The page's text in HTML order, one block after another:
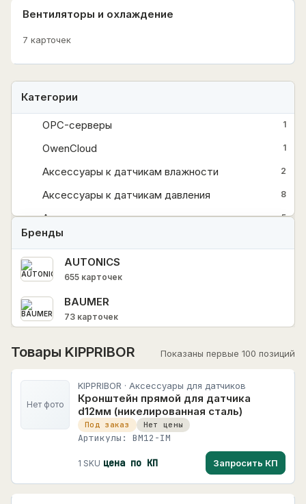
Вентиляторы и охлаждение
7 карточек
Категории
OPC-серверы 1
OwenCloud 1
Аксессуары к датчикам влажности 2
Аксессуары к датчикам давления 8
Аксессуары к датчикам температуры 5
Аксессуары к датчикам уровня
Архиваторы
Блоки питания
Для ГВС, отопления, вентиляции и котельных 10
Для водоподготовки
Для пищевых производств
Для управления насосами
2
1
Бренды
AUTONICS
655 карточек
BAUMER
73 карточек
10690 карточек
HIMEL
118 карточек
HUYU
192 карточек
INNOCONT
Товары KIPPRIBOR Показаны первые 100 позиций
Нет фото
KIPPRIBOR · Аксессуары для датчиков
Кронштейн прямой для датчика
d12мм (никелированная сталь)
Под заказ Нет цены
Артикулы: BM12-IM
1 SKU цена по КП Запросить КП